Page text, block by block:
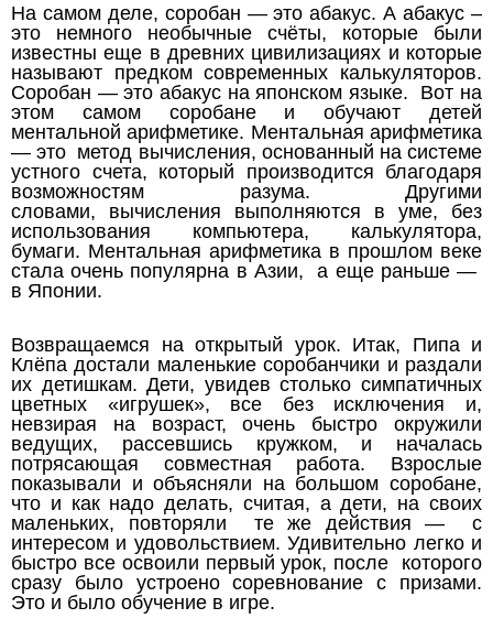
На самом деле, соробан — это абакус. А абакус –
это немного необычные счёты, которые были
известны еще в древних цивилизациях и которые
называют предком современных калькуляторов.
Соробан — это абакус на японском языке. Вот на
этом самом соробане и обучают детей
ментальной арифметике. Ментальная арифметика
— это метод вычисления, основанный на системе
устного счета, который производится благодаря
возможностям разума. Другими
словами, вычисления выполняются в уме, без
использования компьютера, калькулятора,
бумаги. Ментальная арифметика в прошлом веке
стала очень популярна в Азии, а еще раньше —
в Японии.
Возвращаемся на открытый урок. Итак, Пипа и
Клёпа достали маленькие соробанчики и раздали
их детишкам. Дети, увидев столько симпатичных
цветных «игрушек», все без исключения и,
невзирая на возраст, очень быстро окружили
ведущих, рассевшись кружком, и началась
потрясающая совместная работа. Взрослые
показывали и объясняли на большом соробане,
что и как надо делать, считая, а дети, на своих
маленьких, повторяли те же действия — с
интересом и удовольствием. Удивительно легко и
быстро все освоили первый урок, после которого
сразу было устроено соревнование с призами.
Это и было обучение в игре.